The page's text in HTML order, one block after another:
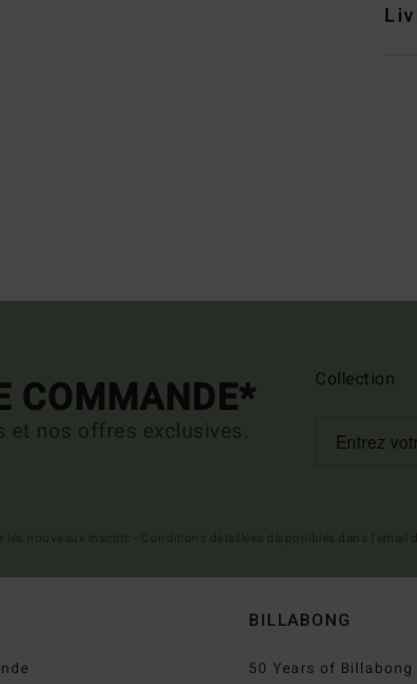
COMMANDE*
et nos offres exclusives.
Collection
BILLABONG
50 Years of Billabong